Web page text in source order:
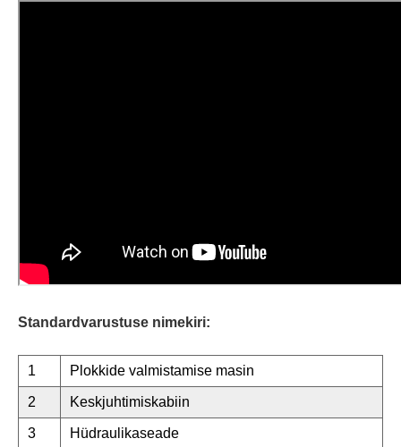
Standardvarustuse nimekiri:
1 Plokkide valmistamise masin
2 Keskjuhtimiskabiin
3 Hüdraulikaseade